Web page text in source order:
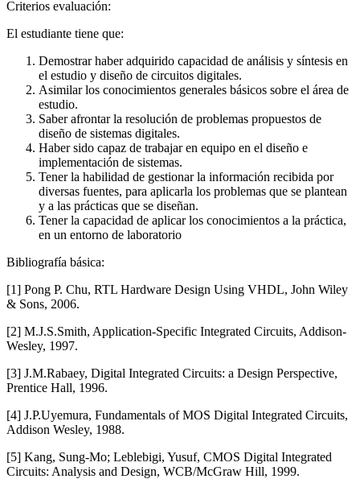
Criterios evaluación:
El estudiante tiene que:
Demostrar haber adquirido capacidad de análisis y síntesis en
el estudio y diseño de circuitos digitales.
Asimilar los conocimientos generales básicos sobre el área de
estudio.
Saber afrontar la resolución de problemas propuestos de
diseño de sistemas digitales.
Haber sido capaz de trabajar en equipo en el diseño e
implementación de sistemas.
Tener la habilidad de gestionar la información recibida por
diversas fuentes, para aplicarla los problemas que se plantean
y a las prácticas que se diseñan.
Tener la capacidad de aplicar los conocimientos a la práctica,
en un entorno de laboratorio
Bibliografía básica:
[1] Pong P. Chu, RTL Hardware Design Using VHDL, John Wiley
& Sons, 2006.
[2] M.J.S.Smith, Application-Specific Integrated Circuits, Addison-
Wesley, 1997.
[3] J.M.Rabaey, Digital Integrated Circuits: a Design Perspective,
Prentice Hall, 1996.
[4] J.P.Uyemura, Fundamentals of MOS Digital Integrated Circuits,
Addison Wesley, 1988.
[5] Kang, Sung-Mo; Leblebigi, Yusuf, CMOS Digital Integrated
Circuits: Analysis and Design, WCB/McGraw Hill, 1999.